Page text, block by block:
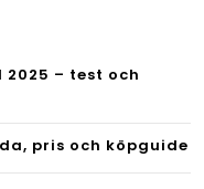
2025 – test och
pris och köpguide